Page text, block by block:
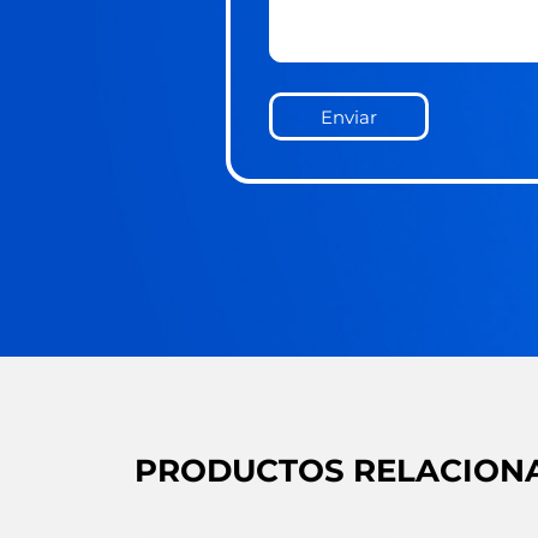
Enviar
PRODUCTOS